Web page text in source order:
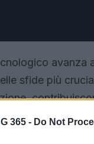
365 - Do Not
avanza
sfide più
Ogni
continua,